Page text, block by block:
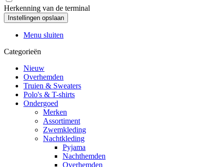
Herkenning van de terminal
Menu sluiten
Categorieën
Nieuw
Overhemden
Truien & Sweaters
Polo's & T-shirts
Ondergoed
Merken
Assortiment
Zwemkleding
Nachtkleding
Pyjama
Nachthemden
Overhemden